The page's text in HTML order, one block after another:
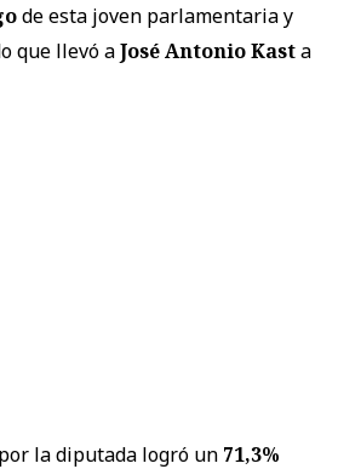
de esta joven parlamentaria y
que llevó aJosé Antonio Kasta
la diputada logró un 71,3%